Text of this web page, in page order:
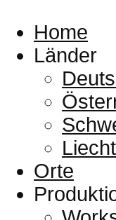
Home
Länder
Orte